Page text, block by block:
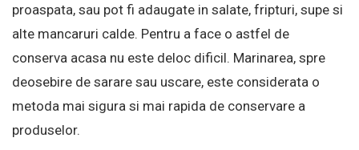
proaspata, sau pot fi adaugate in salate, fripturi, supe si
alte mancaruri calde. Pentru a face o astfel de
conserva acasa nu este deloc dificil. Marinarea, spre
deosebire de sarare sau uscare, este considerata o
metoda mai sigura si mai rapida de conservare a
produselor.